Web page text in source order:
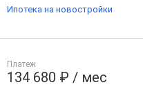
Платеж
134 680 ₽ / мес
Ипотека на новостройки